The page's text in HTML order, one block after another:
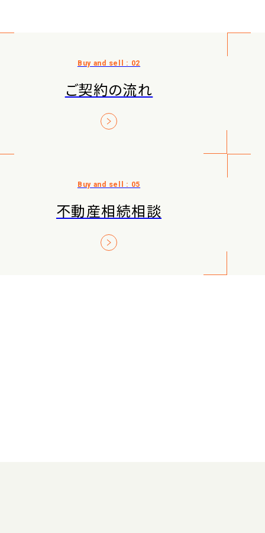
ご契約の流れ
不動産相続相談